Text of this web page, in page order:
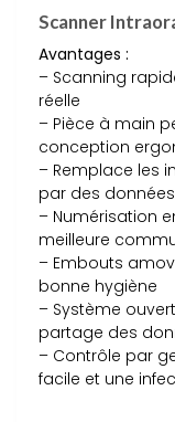
Scanner
Avantages :
– Scanning
réelle
– Pièce à main
conception
– Remplace les
par des
– Numérisation
meilleure
– Embouts
bonne hygiène
– Système
partage des
– Contrôle par
facile et une